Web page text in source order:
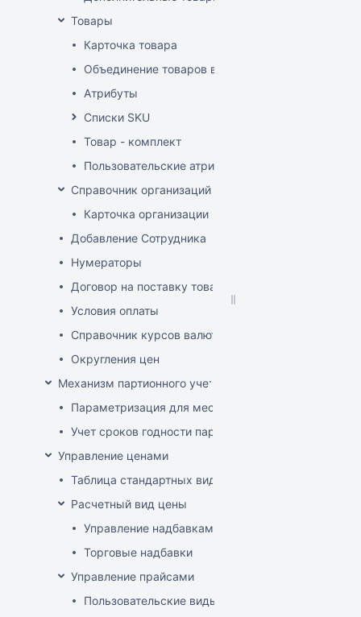
Товары
Карточка товара
Объединение товаров в один (Слияние товаров)
Атрибуты
Списки SKU
Товар - комплект
Пользовательские атрибуты
Справочник организаций
Карточка организации
Добавление Сотрудника
Нумераторы
Договор на поставку товаров (форма)
Условия оплаты
Справочник курсов валют
Округления цен
Механизм партионного учета
Параметризация для места хранения механизма
Учет сроков годности партий
Управление ценами
Таблица стандартных видов цен
Расчетный вид цены
Управление надбавками
Торговые надбавки
Управление прайсами
Пользовательские виды цен